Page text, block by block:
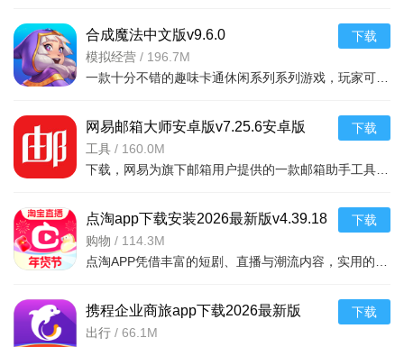
合成魔法中文版v9.6.0
模拟经营 / 196.7M
下载
网易邮箱大师安卓版v7.25.6安卓版
工具 / 160.0M
下载
点淘app下载安装2026最新版v4.39.18
官方版
购物 / 114.3M
下载
携程企业商旅app下载2026最新版
v10.24.0安卓版
出行 / 66.1M
下载